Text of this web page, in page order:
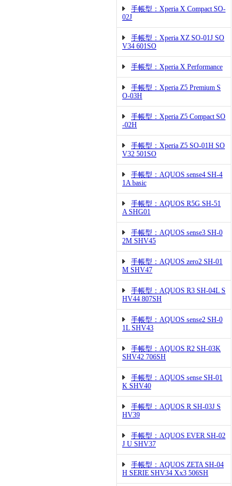
手帳型：Xperia X Compact SO-
02J
手帳型：Xperia XZ SO-01J SO
V34 601SO
手帳型：Xperia X Performance
手帳型：Xperia Z5 Premium S
O-03H
手帳型：Xperia Z5 Compact SO
-02H
手帳型：Xperia Z5 SO-01H SO
V32 501SO
手帳型：AQUOS sense4 SH-4
1A basic
手帳型：AQUOS R5G SH-51
A SHG01
手帳型：AQUOS sense3 SH-0
2M SHV45
手帳型：AQUOS zero2 SH-01
M SHV47
手帳型：AQUOS R3 SH-04L S
HV44 807SH
手帳型：AQUOS sense2 SH-0
1L SHV43
手帳型：AQUOS R2 SH-03K
SHV42 706SH
手帳型：AQUOS sense SH-01
K SHV40
手帳型：AQUOS R SH-03J S
HV39
手帳型：AQUOS EVER SH-02
J U SHV37
手帳型：AQUOS ZETA SH-04
H SERIE SHV34 Xx3 506SH